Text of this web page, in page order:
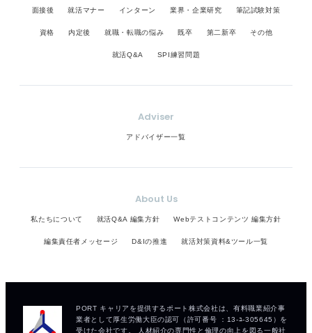
面接後 就活マナー インターン 業界・企業研究 筆記試験対策
資格 内定後 就職・転職の悩み 既卒 第二新卒 その他
就活Q&A SPI練習問題
Adviser
アドバイザー一覧
About Us
私たちについて 就活Q&A 編集方針 Webテストコンテンツ 編集方針
編集責任者メッセージ D&Iの推進 就活対策資料&ツール一覧